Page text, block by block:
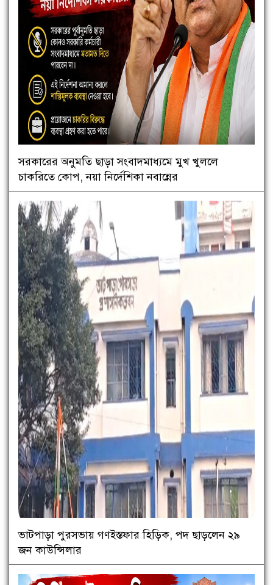
সরকারের অনুমতি ছাড়া সংবাদমাধ্যমে মুখ খুললে
চাকরিতে কোপ, নয়া নির্দেশিকা নবান্নের
ভাটপাড়া পুরসভায় গণইস্তফার হিড়িক, পদ ছাড়লেন ২৯
জন কাউন্সিলার